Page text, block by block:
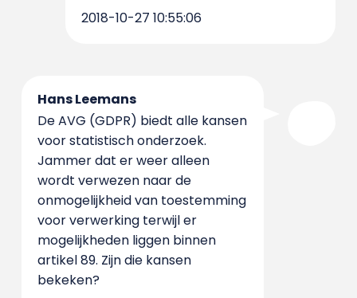
2018-10-27 10:55:06
Hans Leemans
De AVG (GDPR) biedt alle kansen
voor statistisch onderzoek.
Jammer dat er weer alleen
wordt verwezen naar de
onmogelijkheid van toestemming
voor verwerking terwijl er
mogelijkheden liggen binnen
artikel 89. Zijn die kansen
bekeken?